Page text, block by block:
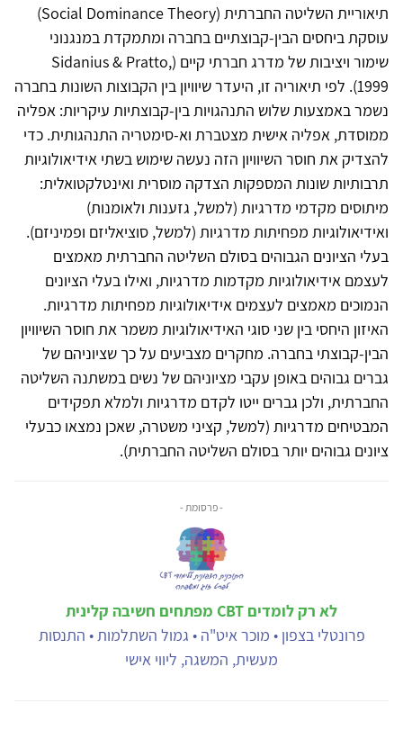
תיאוריית השליטה החברתית (Social Dominance Theory)
עוסקת ביחסים הבין-קבוצתיים בחברה ומתמקדת במנגנוני
שימור ויציבות של מדרג חברתי קיים (Sidanius & Pratto,
1999). לפי תיאוריה זו, היעדר שיוויון בין הקבוצות השונות בחברה
נשמר באמצעות שלוש התנהגויות בין-קבוצתיות עיקריות: אפליה
ממוסדת, אפליה אישית מצטברת וא-סימטריה התנהגותית. כדי
להצדיק את חוסר השיוויון הזה נעשה שימוש בשתי אידיאולוגיות
תרבותיות שונות המספקות הצדקה מוסרית ואינטלקטואלית:
מיתוסים מקדמי מדרגיות (למשל, גזענות ולאומנות)
ואידיאולוגיות מפחיתות מדרגיות (למשל, סוציאליזם ופמיניזם).
בעלי הציונים הגבוהים בסולם השליטה החברתית מאמצים
לעצמם אידיאולוגיות מקדמות מדרגיות, ואילו בעלי הציונים
הנמוכים מאמצים לעצמים אידיאולוגיות מפחיתות מדרגיות.
האיזון היחסי בין שני סוגי האידיאולוגיות משמר את חוסר השיוויון
הבין-קבוצתי בחברה. מחקרים מצביעים על כך שציוניהם של
גברים גבוהים באופן עקבי מציוניהם של נשים במשתנה השליטה
החברתית, ולכן גברים ייטו לקדם מדרגיות ולמלא תפקידים
המבטיחים מדרגיות (למשל, קציני משטרה, שאכן נמצאו כבעלי
ציונים גבוהים יותר בסולם השליטה החברתית).
- פרסומת -
לא רק לומדים CBT מפתחים חשיבה קלינית
פרונטלי בצפון • מוכר איט"ה • גמול השתלמות • התנסות
מעשית, המשגה, ליווי אישי